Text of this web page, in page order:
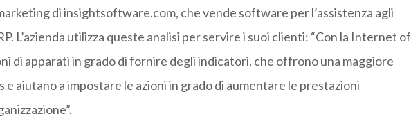
di insightsoftware.com, che vende software per l’assistenza agli
L’azienda utilizza queste analisi per servire i suoi clienti: “Con la Internet of
di apparati in grado di fornire degli indicatori, che offrono una maggiore
e aiutano a impostare le azioni in grado di aumentare le prestazioni